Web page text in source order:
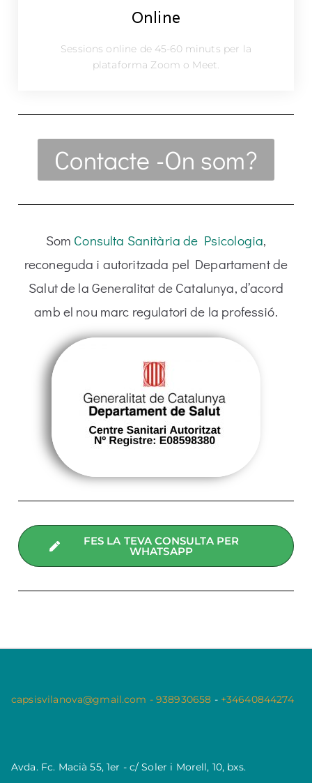
Online
Sessions online de 45-60 minuts per la
plataforma Zoom o Meet.
Contacte -On som?
Som Consulta Sanitària de Psicologia,
reconeguda i autoritzada pel Departament de
Salut de la Generalitat de Catalunya, d’acord
amb el nou marc regulatori de la professió.
FES LA TEVA CONSULTA PER
WHATSAPP
capsisvilanova@gmail.com - 938930658 - +34640844274
Avda. Fc. Macià 55, 1er - c/ Soler i Morell, 10, bxs.